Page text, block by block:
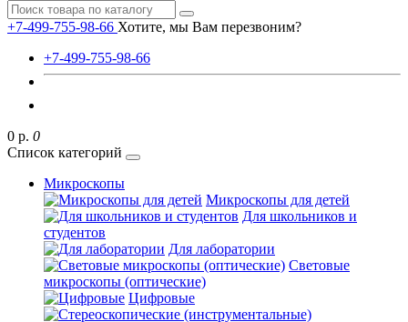
+7-499-755-98-66 Хотите, мы Вам перезвоним?
+7-499-755-98-66
0 р. 0
Список категорий
Микроскопы
Микроскопы для детей
Для школьников и
студентов
Для лаборатории
Световые
микроскопы (оптические)
Цифровые